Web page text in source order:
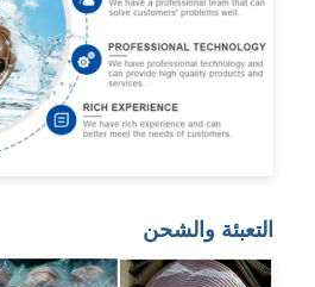
التعبئة والشحن